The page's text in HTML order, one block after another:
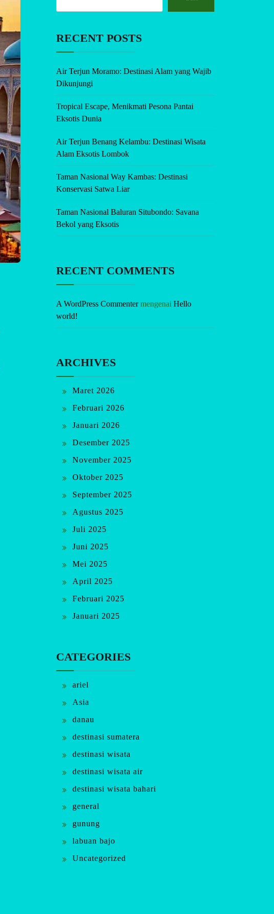
RECENT POSTS
Air Terjun Moramo: Destinasi Alam yang Wajib
Dikunjungi
Tropical Escape, Menikmati Pesona Pantai
Eksotis Dunia
Air Terjun Benang Kelambu: Destinasi Wisata
Alam Eksotis Lombok
Taman Nasional Way Kambas: Destinasi
Konservasi Satwa Liar
Taman Nasional Baluran Situbondo: Savana
Bekol yang Eksotis
RECENT COMMENTS
A WordPress Commentermengenai Hello
world!
ARCHIVES
Maret 2026
Februari 2026
Januari 2026
Desember 2025
November 2025
Oktober 2025
September 2025
Agustus 2025
Juli 2025
Juni 2025
Mei 2025
April 2025
Februari 2025
Januari 2025
CATEGORIES
ariel
Asia
danau
destinasi sumatera
destinasi wisata
destinasi wisata air
destinasi wisata bahari
general
gunung
labuan bajo
Uncategorized